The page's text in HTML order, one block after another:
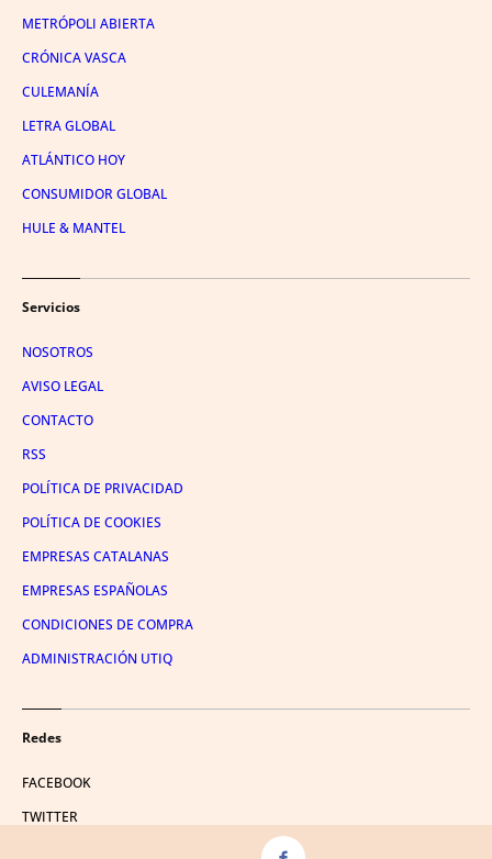
METRÓPOLI ABIERTA
CRÓNICA VASCA
CULEMANÍA
LETRA GLOBAL
ATLÁNTICO HOY
CONSUMIDOR GLOBAL
HULE & MANTEL
Servicios
NOSOTROS
AVISO LEGAL
CONTACTO
RSS
POLÍTICA DE PRIVACIDAD
POLÍTICA DE COOKIES
EMPRESAS CATALANAS
EMPRESAS ESPAÑOLAS
CONDICIONES DE COMPRA
ADMINISTRACIÓN UTIQ
Redes
FACEBOOK
TWITTER